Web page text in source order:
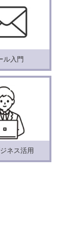
ル入門
ネス活用